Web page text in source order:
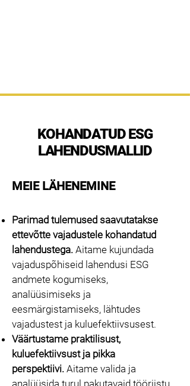
KOHANDATUD ESG
LAHENDUSMALLID
MEIE LÄHENEMINE
Parimad tulemused saavutatakse
ettevõtte vajadustele kohandatud
lahendustega. Aitame kujundada
vajaduspõhiseid lahendusi ESG
andmete kogumiseks,
analüüsimiseks ja
eesmärgistamiseks, lähtudes
vajadustest ja kuluefektiivsusest.
Väärtustame praktilisust,
kuluefektiivsust ja pikka
perspektiivi. Aitame valida ja
analüüsida turul pakutavaid tööriistu,